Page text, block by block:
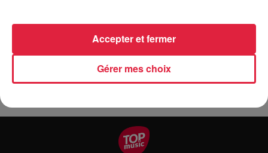
6 ans la possibilité de pouvoir le faire en forêt, merci de faire
votre choix lors de votre inscription.
Gérer mes choix
Accepter et fermer